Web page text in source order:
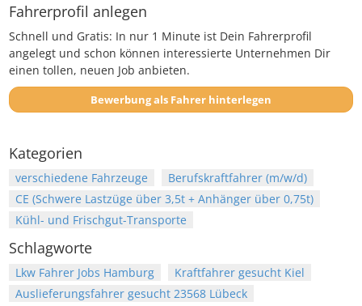
Fahrerprofil anlegen
Schnell und Gratis: In nur 1 Minute ist Dein Fahrerprofil
angelegt und schon können interessierte Unternehmen Dir
einen tollen, neuen Job anbieten.
Bewerbung als Fahrer hinterlegen
Kategorien
verschiedene Fahrzeuge
Berufskraftfahrer (m/w/d)
CE (Schwere Lastzüge über 3,5t + Anhänger über 0,75t)
Kühl- und Frischgut-Transporte
Schlagworte
Lkw Fahrer Jobs Hamburg
Kraftfahrer gesucht Kiel
Auslieferungsfahrer gesucht 23568 Lübeck